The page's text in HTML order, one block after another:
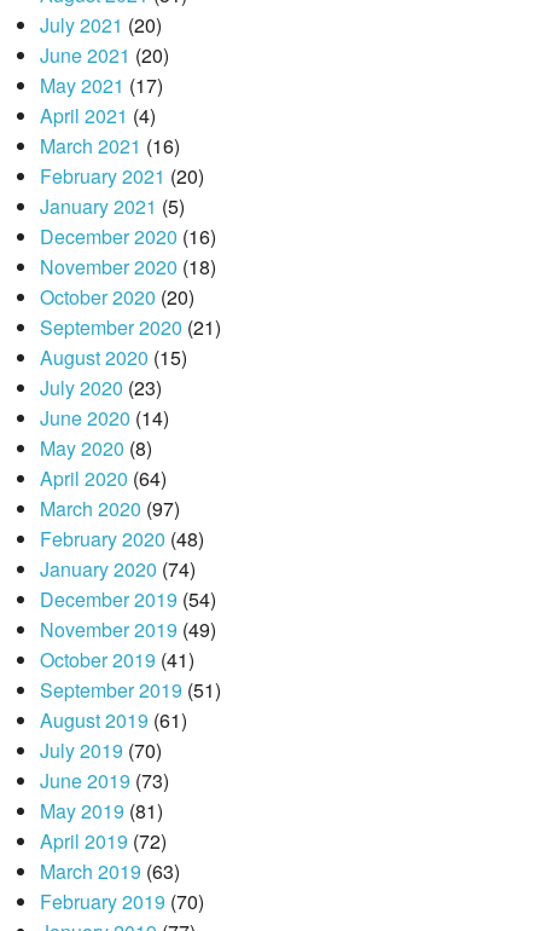
July 2021 (20)
June 2021 (20)
May 2021 (17)
April 2021 (4)
March 2021 (16)
February 2021 (20)
January 2021 (5)
December 2020 (16)
November 2020 (18)
October 2020 (20)
September 2020 (21)
August 2020 (15)
July 2020 (23)
June 2020 (14)
May 2020 (8)
April 2020 (64)
March 2020 (97)
February 2020 (48)
January 2020 (74)
December 2019 (54)
November 2019 (49)
October 2019 (41)
September 2019 (51)
August 2019 (61)
July 2019 (70)
June 2019 (73)
May 2019 (81)
April 2019 (72)
March 2019 (63)
February 2019 (70)